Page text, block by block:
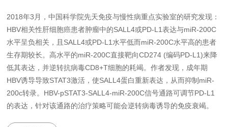
2018年3月，中国科学院先天免疫与慢性病重点实验室的研究发现：
HBV相关性肝细胞癌患者肿瘤中的SALL4或PD-L1表达与miR-200C
水平呈负相关，且SALL4或PD-L1水平低而miR-200C水平高的患者
生存期较长。高水平的miR-200C直接靶向CD274 (编码PD-L1)来降
低其表达，并逆转抗病毒CD8+T细胞的耗竭。作者发现，成年期
HBV诱导导致STAT3激活，使SALL4蛋白重新表达，从而抑制miR-
200c转录。HBV-pSTAT3-SALL4-miR-200C信号通路可调节PD-L1
的表达，针对该通路的治疗策略可能会逆转病毒诱导的免疫衰竭。